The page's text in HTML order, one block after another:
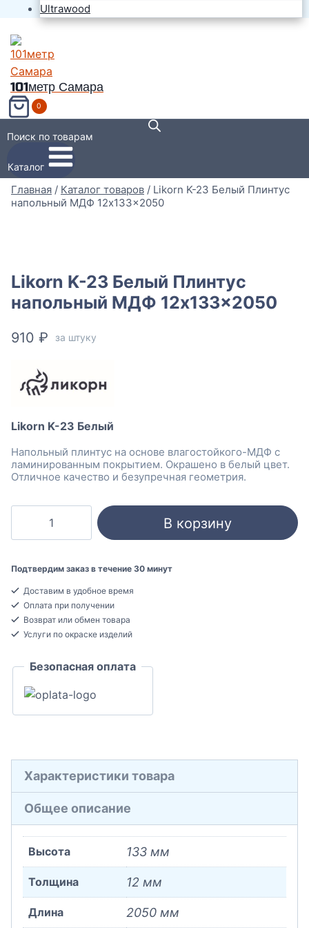
Ultrawood
101метр Самара
0
Поиск по товарам
Каталог
Главная / Каталог товаров / Likorn K-23 Белый Плинтус
напольный МДФ 12x133x2050
Likorn K-23 Белый Плинтус
напольный МДФ 12x133x2050
910 ₽ за штуку
Likorn K-23 Белый
Напольный плинтус на основе влагостойкого-МДФ с
ламинированным покрытием. Окрашено в белый цвет.
Отличное качество и безупречная геометрия.
K-
Белый
Плинтус
напольный
12x133x2050
В корзину
Подтвердим заказ в течение 30 минут
Доставим в удобное время
Оплата при получении
Возврат или обмен товара
Услуги по окраске изделий
Безопасная оплата
Характеристики товара
Общее описание
Высота 133 мм
Толщина 12 мм
Длина 2050 мм